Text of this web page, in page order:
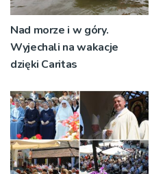
Nad morze i w góry.
Wyjechali na wakacje
dzięki Caritas